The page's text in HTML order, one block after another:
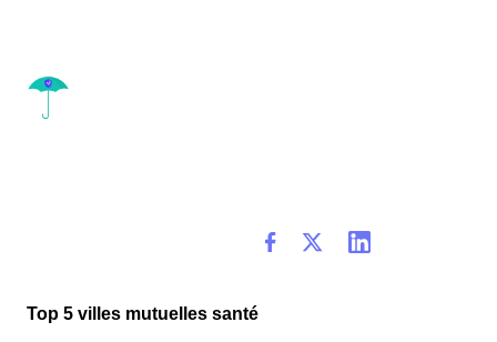
Top 5 villes mutuelles santé